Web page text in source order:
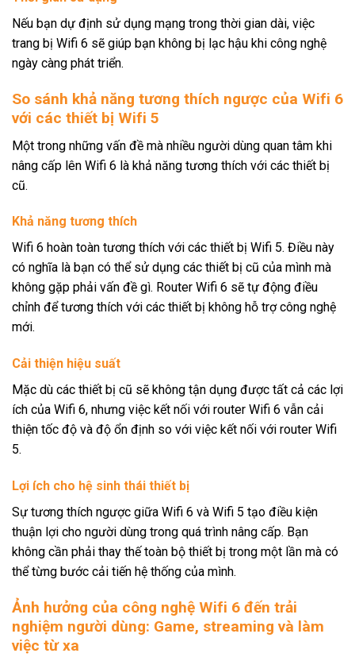
Nếu bạn dự định sử dụng mạng trong thời gian dài, việc
trang bị Wifi 6 sẽ giúp bạn không bị lạc hậu khi công nghệ
ngày càng phát triển.
So sánh khả năng tương thích ngược của Wifi 6
với các thiết bị Wifi 5
Một trong những vấn đề mà nhiều người dùng quan tâm khi
nâng cấp lên Wifi 6 là khả năng tương thích với các thiết bị
cũ.
Khả năng tương thích
Wifi 6 hoàn toàn tương thích với các thiết bị Wifi 5. Điều này
có nghĩa là bạn có thể sử dụng các thiết bị cũ của mình mà
không gặp phải vấn đề gì. Router Wifi 6 sẽ tự động điều
chỉnh để tương thích với các thiết bị không hỗ trợ công nghệ
mới.
Cải thiện hiệu suất
Mặc dù các thiết bị cũ sẽ không tận dụng được tất cả các lợi
ích của Wifi 6, nhưng việc kết nối với router Wifi 6 vẫn cải
thiện tốc độ và độ ổn định so với việc kết nối với router Wifi
5.
Lợi ích cho hệ sinh thái thiết bị
Sự tương thích ngược giữa Wifi 6 và Wifi 5 tạo điều kiện
thuận lợi cho người dùng trong quá trình nâng cấp. Bạn
không cần phải thay thế toàn bộ thiết bị trong một lần mà có
thể từng bước cải tiến hệ thống của mình.
Ảnh hưởng của công nghệ Wifi 6 đến trải
nghiệm người dùng: Game, streaming và làm
việc từ xa